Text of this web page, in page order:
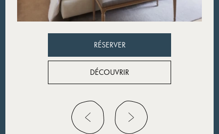
RÉSERVER
RÉSERVER
DÉCOUVRIR
DÉCOUVRIR